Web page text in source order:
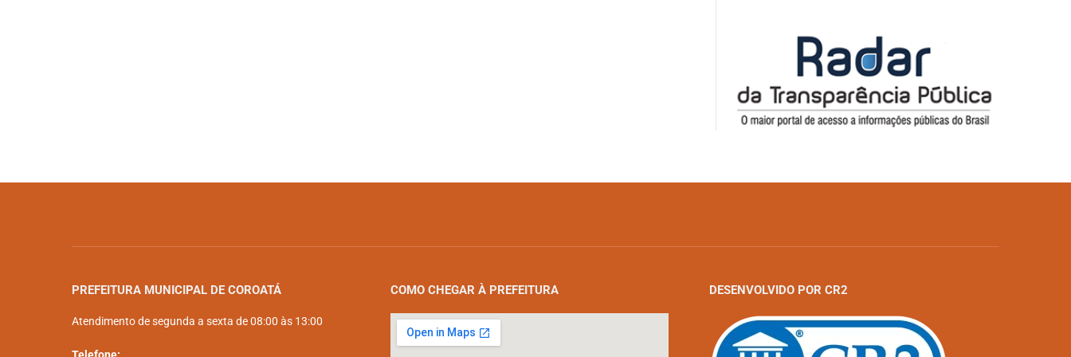
PREFEITURA MUNICIPAL DE COROATÁ
Atendimento de segunda a sexta de 08:00 às 13:00
COMO CHEGAR À PREFEITURA DESENVOLVIDO POR CR2